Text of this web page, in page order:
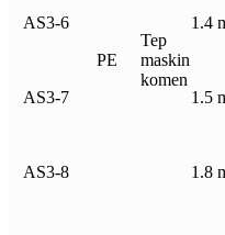
PE
Tep
maskin
komen
AS3-6 1.4
AS3-7 1.5
AS3-8 1.8